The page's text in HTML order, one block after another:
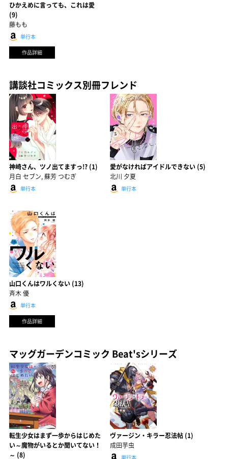
ひかえめに言っても、これは愛
(9)
藤もも
単行本
作品詳細
講談社コミックス別冊フレンド
神崎さん、ツノ出てますっ!? (1)
月白 セブン, 蘇芳 つむぎ
単行本
愛がなければアイドルできない (5)
北川 夕夏
単行本
山口くんはワルくない (13)
斉木 優
単行本
作品詳細
マッグガーデンコミック Beat'sシリーズ
転生少女はまず一歩からはじめた
い～魔物がいるとか聞いてない！
～ (8)
ヴァージン・キラー忍法帖 (1)
成田芋虫
単行本